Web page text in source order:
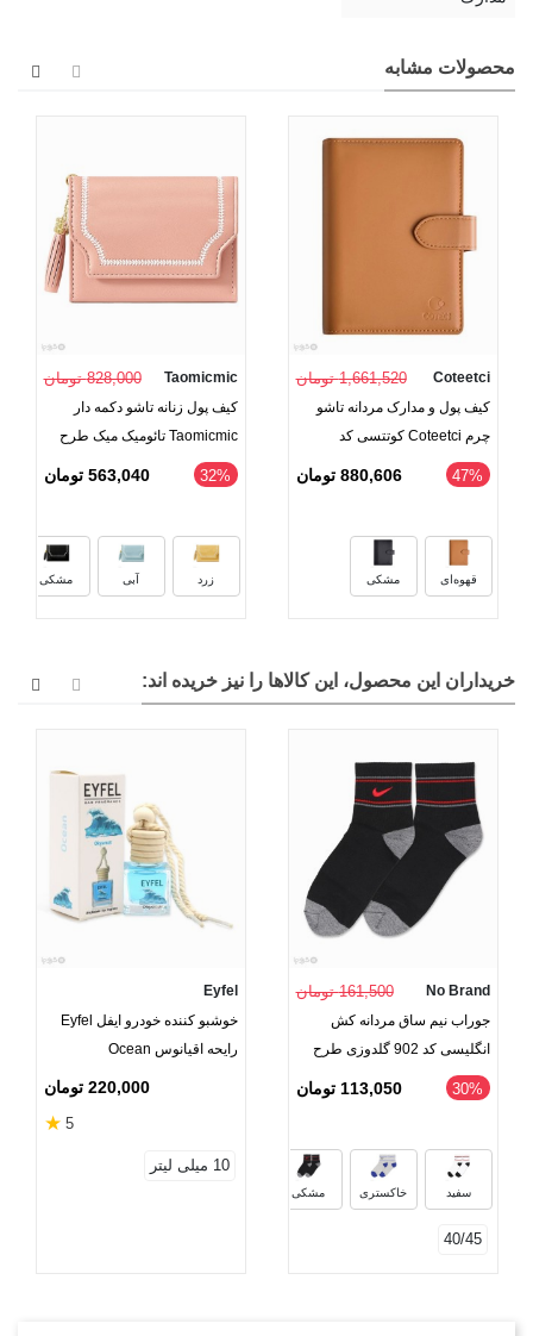
محصولات مشابه
Coteetci 1,661,520 تومان
کیف پول و مدارک مردانه تاشو
چرم Coteetci کوتتسی کد
14069
‎47% 880,606 تومان
قهوه‌ای مشکی
Taomicmic 828,000 تومان
کیف پول زنانه تاشو دکمه دار
Taomicmic تائومیک میک طرح
گلدوزی کلاسیک
‎32% 563,040 تومان
زرد آبی مشکی
خریداران این محصول، این کالاها را نیز خریده اند:
No Brand 161,500 تومان
جوراب نیم ساق مردانه کش
انگلیسی کد 902 گلدوزی طرح
Nike
‎30% 113,050 تومان
سفید خاکستری مشکی
40/45
Eyfel
خوشبو کننده خودرو ایفل Eyfel
رایحه اقیانوس Ocean
220,000 تومان
5
★
10 میلی لیتر